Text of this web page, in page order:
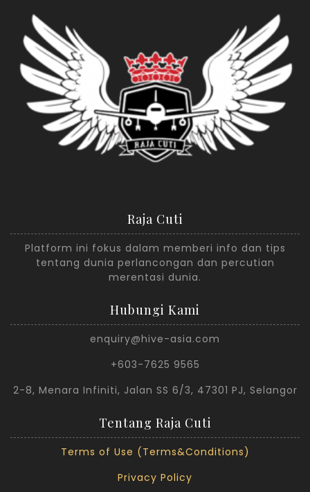
Raja Cuti
Platform ini fokus dalam memberi info dan tips
tentang dunia perlancongan dan percutian
merentasi dunia.
Hubungi Kami
enquiry@hive-asia.com
+603-7625 9565
2-8, Menara Infiniti, Jalan SS 6/3, 47301 PJ, Selangor
Tentang Raja Cuti
Terms of Use (Terms&Conditions)
Privacy Policy